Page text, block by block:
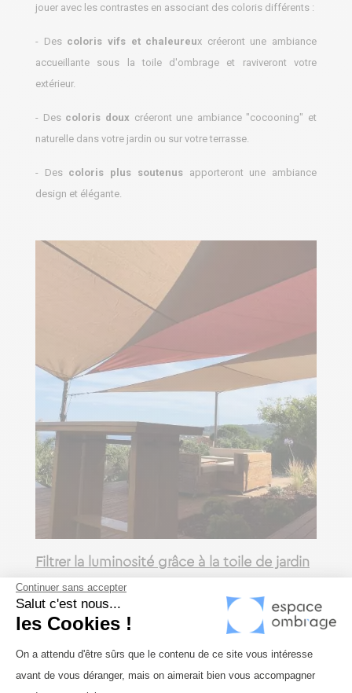
Continuer sans accepter
Salut c'est nous...
les Cookies !
Plateforme de Gestion du
On a attendu d'être sûrs que le contenu de ce site vous intéresse
avant de vous déranger, mais on aimerait bien vous accompagner
jouer avec les contrastes en associant des coloris différents :
- Des coloris vifs et chaleureux créeront une ambiance
accueillante sous la toile d'ombrage et raviveront votre
extérieur.
- Des coloris doux créeront une ambiance "cocooning" et
naturelle dans votre jardin ou sur votre terrasse.
- Descoloris plus soutenus apporteront une ambiance
design et élégante.
Filtrer la luminosité grâce à la toile de jardin
La teinte choisie pour votre
filtration plus ou moins forte de la luminosité et donc changer
le ressenti sous la toile.